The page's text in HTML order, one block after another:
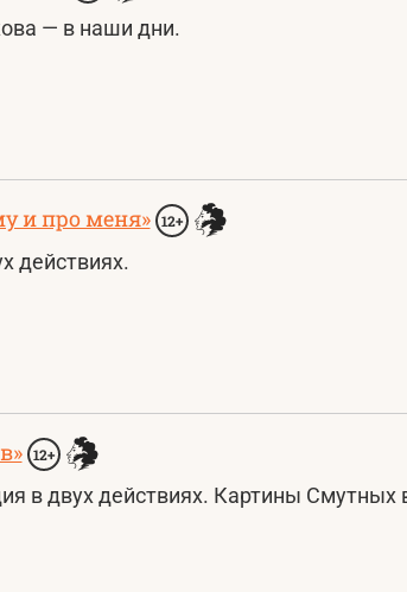
— в наши дни.
и про меня» 12+
действиях.
12+
в двух действиях. Картины Смутных